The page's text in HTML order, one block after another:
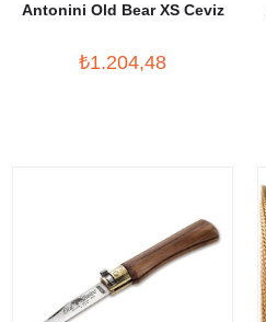
Antonini Old Bear XS Ceviz
₺1.204,48